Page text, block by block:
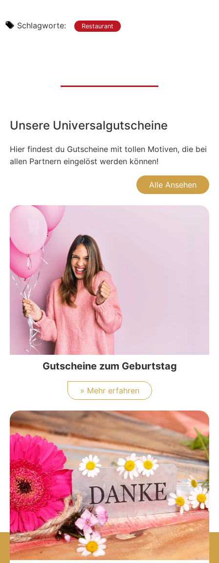
Schlagworte: Restaurant
Unsere Universalgutscheine
Hier findest du Gutscheine mit tollen Motiven, die bei
allen Partnern eingelöst werden können!
Alle Ansehen
Gutscheine zum Geburtstag
» Mehr erfahren